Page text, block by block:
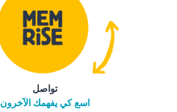
تواصل
اسع كي يفهمك الآخرون